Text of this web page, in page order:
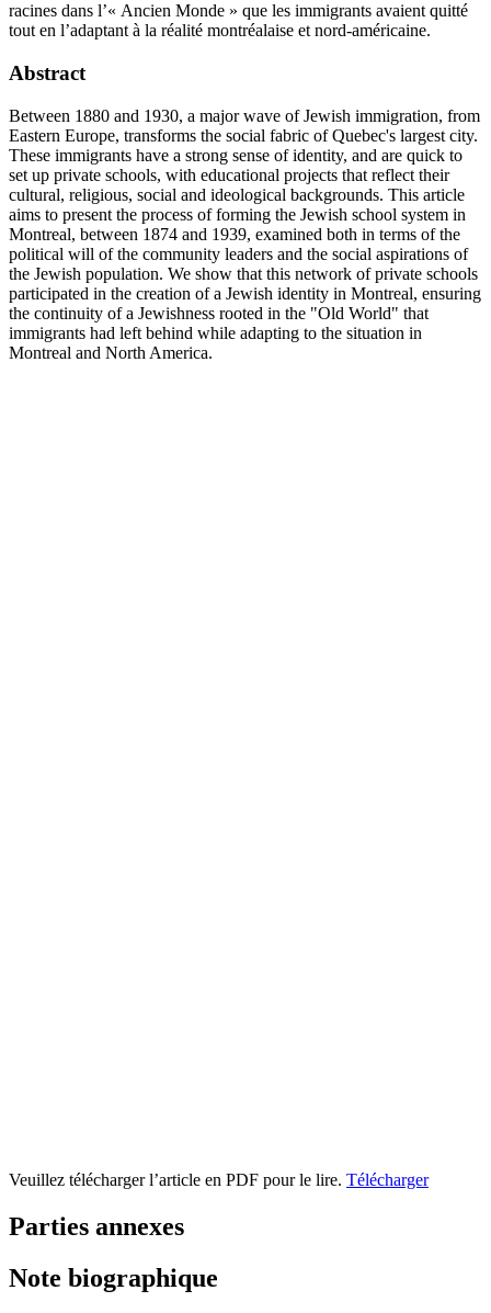
racines dans l’« Ancien Monde » que les immigrants avaient quitté
tout en l’adaptant à la réalité montréalaise et nord-américaine.
Abstract
Between 1880 and 1930, a major wave of Jewish immigration, from
Eastern Europe, transforms the social fabric of Quebec's largest city.
These immigrants have a strong sense of identity, and are quick to
set up private schools, with educational projects that reflect their
cultural, religious, social and ideological backgrounds. This article
aims to present the process of forming the Jewish school system in
Montreal, between 1874 and 1939, examined both in terms of the
political will of the community leaders and the social aspirations of
the Jewish population. We show that this network of private schools
participated in the creation of a Jewish identity in Montreal, ensuring
the continuity of a Jewishness rooted in the "Old World" that
immigrants had left behind while adapting to the situation in
Montreal and North America.
Veuillez télécharger l’article en PDF pour le lire. Télécharger
Parties annexes
Note biographique